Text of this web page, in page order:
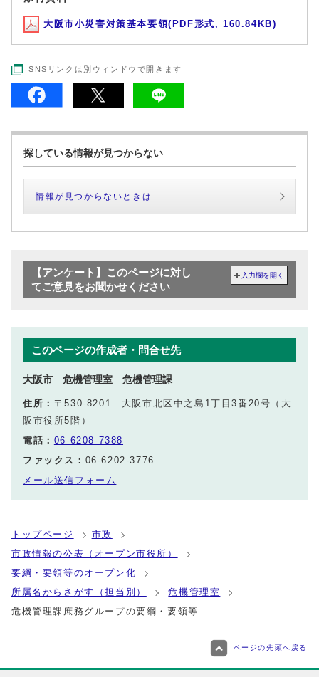
大阪市小災害対策基本要領(PDF形式, 160.84KB)
SNSリンクは別ウィンドウで開きます
探している情報が見つからない
情報が見つからないときは
【アンケート】このページに対し
てご意見をお聞かせください
入力欄を開く
このページの作成者・問合せ先
大阪市 危機管理室 危機管理課
住所： 〒530-8201 大阪市北区中之島1丁目3番20号（大
阪市役所5階）
電話： 06-6208-7388
ファックス： 06-6202-3776
メール送信フォーム
トップページ
市政
市政情報の公表（オープン市役所）
要綱・要領等のオープン化
所属名からさがす（担当別）
危機管理室
危機管理課庶務グループの要綱・要領等
ページの先頭へ戻る